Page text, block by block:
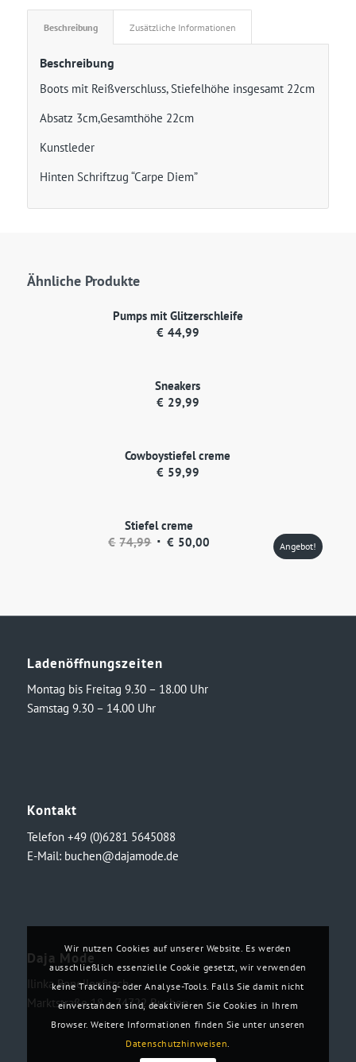
Beschreibung Zusätzliche Informationen
Beschreibung
Boots mit Reißverschluss, Stiefelhöhe insgesamt 22cm
Absatz 3cm,Gesamthöhe 22cm
Kunstleder
Hinten Schriftzug “Carpe Diem”
Ähnliche Produkte
Pumps mit Glitzerschleife
€ 44,99
Sneakers
€ 29,99
Cowboystiefel creme
€ 59,99
Stiefel creme
€ 74,99 Ursprünglicher
€ 50,00 Angebot!
Ladenöffnungszeiten
Montag bis Freitag 9.30 – 18.00 Uhr
Samstag 9.30 – 14.00 Uhr
Kontakt
Telefon +49 (0)6281 5645088
E-Mail: buchen@dajamode.de
Daja Mode
Ilinka Ronellenfitsch
Marktstraße 18・74722 Buchen
Wir nutzen Cookies auf unserer Website. Es werden
ausschließlich essenzielle Cookie gesetzt, wir verwenden
keine Tracking- oder Analyse-Tools. Falls Sie damit nicht
einverstanden sind, deaktivieren Sie Cookies in Ihrem
Browser. Weitere Informationen finden Sie unter unseren
Datenschutzhinweisen.